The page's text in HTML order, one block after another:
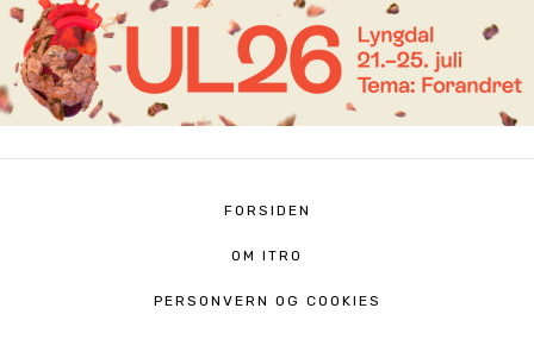
FORSIDEN
OM ITRO
PERSONVERN OG COOKIES